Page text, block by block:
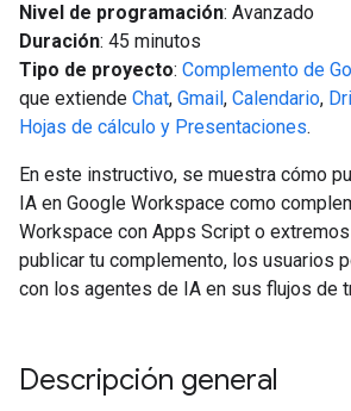
Nivel de programación: Avanzado
Duración: 45 minutos
Tipo de proyecto: Complemento de
que extiende Chat, Gmail, Calendario,
Hojas de cálculo y Presentaciones.
En este instructivo, se muestra cómo
IA en Google Workspace como
Workspace con Apps Script o
publicar tu complemento, los usuarios
con los agentes de IA en sus flujos de
Descripción general